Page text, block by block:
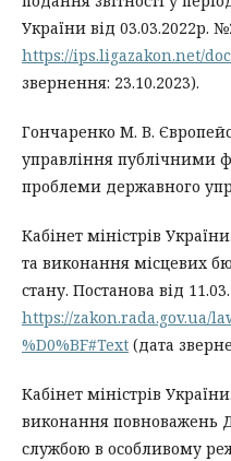
України від 03.03.2022р.
https://ips.ligazakon.net/
звернення: 23.10.2023).
Гончаренко М. В.
управління публічними
проблеми державного
Кабінет міністрів
та виконання місцевих
стану. Постанова від
https://zakon.rada.gov.ua/
%D0%BF#Text (дата
Кабінет міністрів
виконання повноважень
службою в особливому